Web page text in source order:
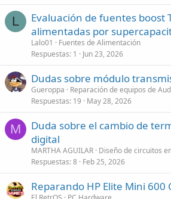
L
Evaluación de fuentes boost
alimentadas por
Lalo01
Fuentes de Alimentación
Respuestas 1 Jun 23, 2026
Dudas sobre módulo
Gueroppa
Reparación de equipos de
Respuestas 19 May 28, 2026
M
Duda sobre el cambio de
digital
MARTHA AGUILAR Diseño de circuitos
Respuestas 8 Feb 25, 2026
Reparando HP Elite Mini 600